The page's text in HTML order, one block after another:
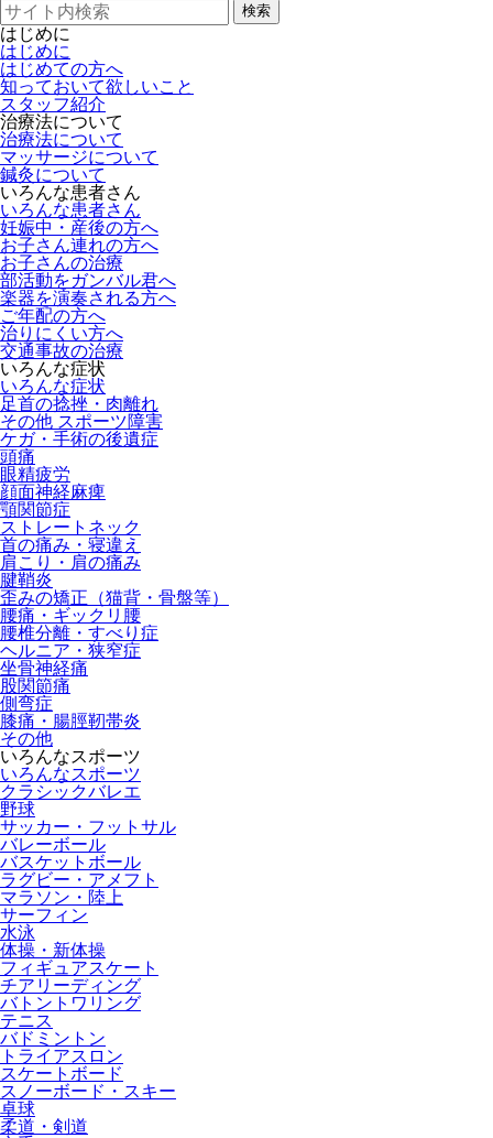
検索
はじめに
はじめに
はじめての方へ
知っておいて欲しいこと
スタッフ紹介
治療法について
治療法について
マッサージについて
鍼灸について
いろんな患者さん
いろんな患者さん
妊娠中・産後の方へ
お子さん連れの方へ
お子さんの治療
部活動をガンバル君へ
楽器を演奏される方へ
ご年配の方へ
治りにくい方へ
交通事故の治療
いろんな症状
いろんな症状
足首の捻挫・肉離れ
その他 スポーツ障害
ケガ・手術の後遺症
頭痛
眼精疲労
顔面神経麻痺
顎関節症
ストレートネック
首の痛み・寝違え
肩こり・肩の痛み
腱鞘炎
歪みの矯正（猫背・骨盤等）
腰痛・ギックリ腰
腰椎分離・すべり症
ヘルニア・狭窄症
坐骨神経痛
股関節痛
側弯症
膝痛・腸脛靭帯炎
その他
いろんなスポーツ
いろんなスポーツ
クラシックバレエ
野球
サッカー・フットサル
バレーボール
バスケットボール
ラグビー・アメフト
マラソン・陸上
サーフィン
水泳
体操・新体操
フィギュアスケート
チアリーディング
バトントワリング
テニス
バドミントン
トライアスロン
スケートボード
スノーボード・スキー
卓球
柔道・剣道